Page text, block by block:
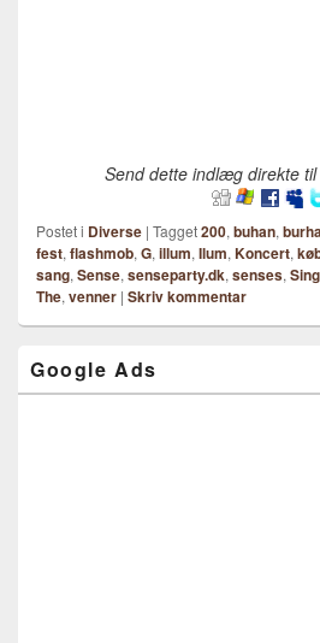
Send dette indlæg direkte
Postet i Diverse | Tagget200, buhan,
fest, flashmob, G, illum, Ilum, Koncert,
sang, Sense, senseparty.dk, senses,
The, venner | Skriv kommentar
Google Ads